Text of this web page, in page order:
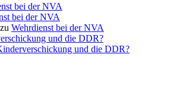
bei der NVA
bei der NVA
Wehrdienst bei der NVA
und die DDR?
und die DDR?